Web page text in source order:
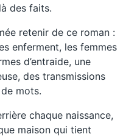
des faits.
retenir de ce roman :
enferment, les femmes
d’entraide, une
des transmissions
mots.
chaque naissance,
maison qui tient